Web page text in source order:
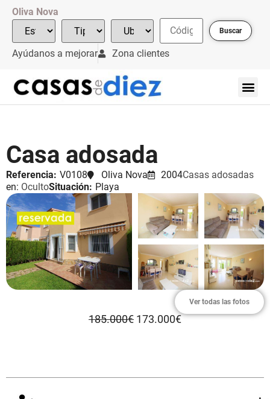
Oliva Nova
Buscar
Ayúdanos a mejorar Zona clientes
Casa adosada
Referencia: V0108 Oliva Nova 2004Casas adosadas
en: OcultoSituación: Playa
Ver todas las fotos
185.000€ 173.000€